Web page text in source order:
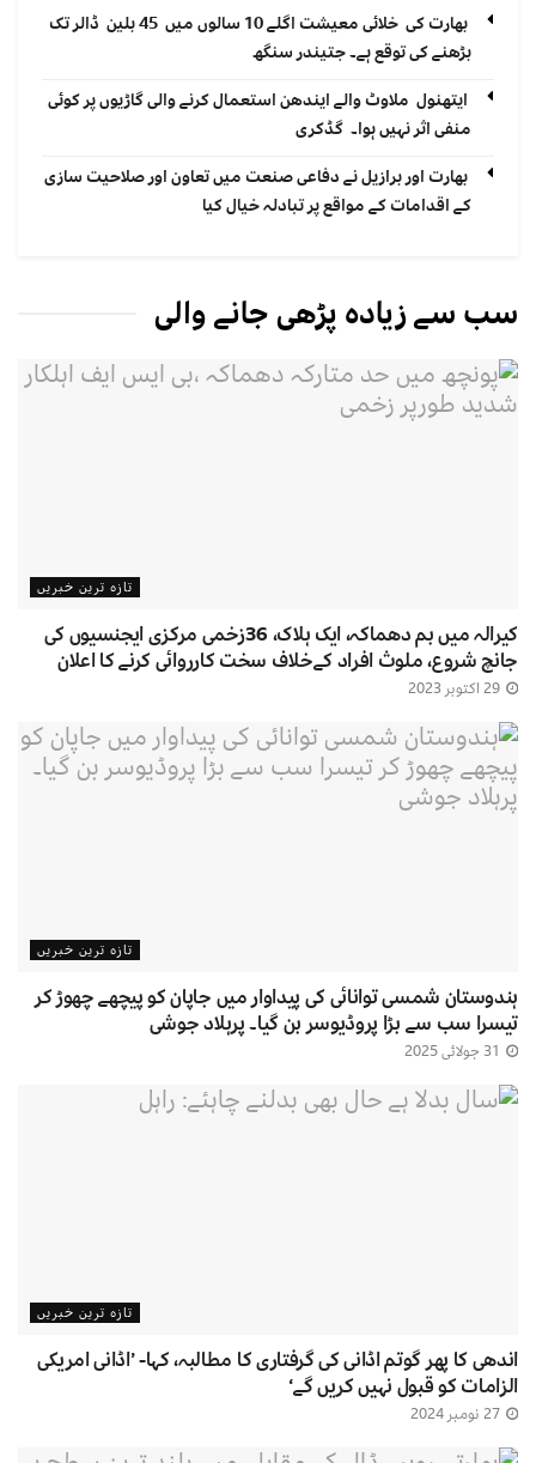
بھارت کی خلائی معیشت اگلے 10 سالوں میں 45 بلین ڈالر تک
بڑھنے کی توقع ہے۔ جتیندر سنگھ
ایتھنول ملاوٹ والے ایندھن استعمال کرنے والی گاڑیوں پر کوئی
منفی اثر نہیں ہوا۔ گڈکری
بھارت اور برازیل نے دفاعی صنعت میں تعاون اور صلاحیت سازی
کے اقدامات کے مواقع پر تبادلہ خیال کیا
سب سے زیادہ پڑھی جانے والی
تازہ ترین خبریں
کیرالہ میں بم دھماکہ، ایک ہلاک، 36زخمی مرکزی ایجنسیوں کی
جانچ شروع، ملوث افراد کےخلاف سخت کارروائی کرنے کا اعلان
تازہ ترین خبریں
ہندوستان شمسی توانائی کی پیداوار میں جاپان کو پیچھے چھوڑ کر
تیسرا سب سے بڑا پروڈیوسر بن گیا۔ پرہلاد جوشی
تازہ ترین خبریں
اندھی کا پھر گوتم اڈانی کی گرفتاری کا مطالبہ، کہا- ’اڈانی امریکی
الزامات کو قبول نہیں کریں گے‘